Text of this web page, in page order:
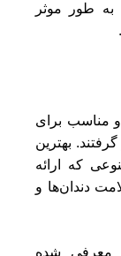
طور موثر
و مناسب برای
بهترین
که ارائه
دندان‌ها و
معرفی شده